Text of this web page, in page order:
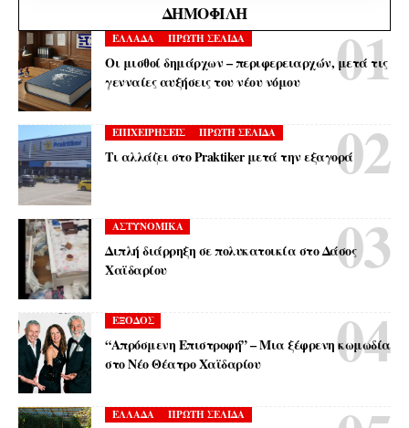
ΔΗΜΟΦΙΛΉ
ΕΛΛΑΔΑ ΠΡΩΤΗ ΣΕΛΙΔΑ
Οι μισθοί δημάρχων – περιφερειαρχών, μετά τις
γενναίες αυξήσεις του νέου νόμου
ΕΠΙΧΕΙΡΗΣΕΙΣ ΠΡΩΤΗ ΣΕΛΙΔΑ
Τι αλλάζει στο Praktiker μετά την εξαγορά
ΑΣΤΥΝΟΜΙΚΑ
Διπλή διάρρηξη σε πολυκατοικία στο Δάσος
Χαϊδαρίου
ΕΞΟΔΟΣ
“Απρόσμενη Επιστροφή” – Μια ξέφρενη κωμωδία
στο Νέο Θέατρο Χαϊδαρίου
ΕΛΛΑΔΑ ΠΡΩΤΗ ΣΕΛΙΔΑ